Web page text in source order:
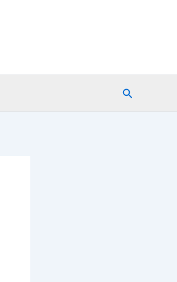
Tìm